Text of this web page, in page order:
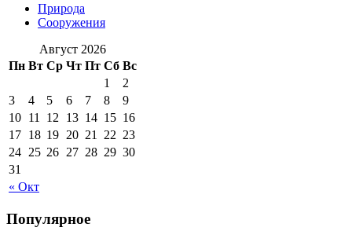
Природа
Сооружения
Август 2026
Пн Вт Ср Чт Пт Сб Вс
« Окт
1
2
3
4 5 6 7 8
9
10 11 12 13 14 15 16
17 18 19 20 21 22 23
24 25 26 27 28 29 30
31
Популярное